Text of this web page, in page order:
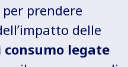
prendere
delle
legate